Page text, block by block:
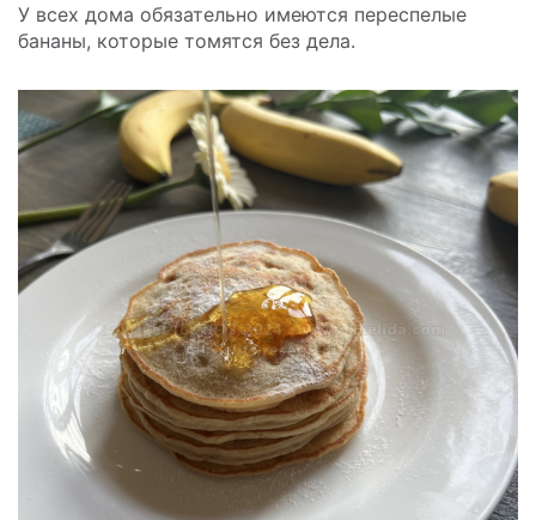
У всех дома обязательно имеются переспелые
бананы, которые томятся без дела.